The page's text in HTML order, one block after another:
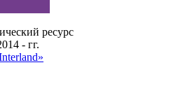
ресурс
- гг.